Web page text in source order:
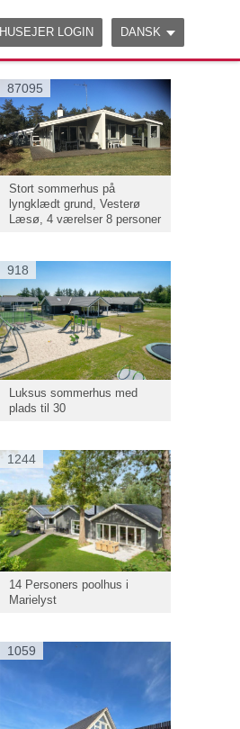
HUSEJER LOGIN DANSK
87095
Stort sommerhus på
lyngklædt grund, Vesterø
Læsø, 4 værelser 8 personer
918
Luksus sommerhus med
plads til 30
1244
14 Personers poolhus i
Marielyst
1059